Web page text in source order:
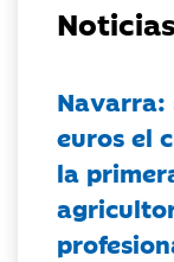
euros el
la